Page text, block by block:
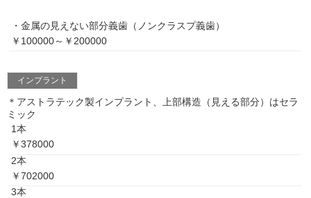
・金属の見えない部分義歯（ノンクラスプ義歯）
￥100000～￥200000
インプラント
＊アストラテック製インプラント、上部構造（見える部分）はセラ
ミック
1本
￥378000
2本
￥702000
3本